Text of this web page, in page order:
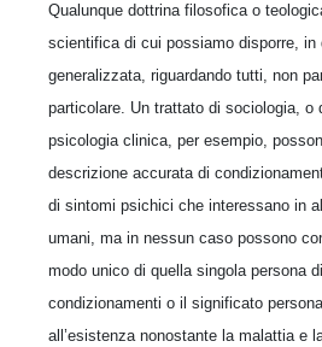
Qualunque dottrina filosofica o
scientifica di cui possiamo disporre, in
generalizzata, riguardando tutti, non
particolare. Un trattato di sociologia, o
psicologia clinica, per esempio,
descrizione accurata di
di sintomi psichici che interessano in
umani, ma in nessun caso possono
modo unico di quella singola persona
condizionamenti o il significato
all’esistenza nonostante la malattia e